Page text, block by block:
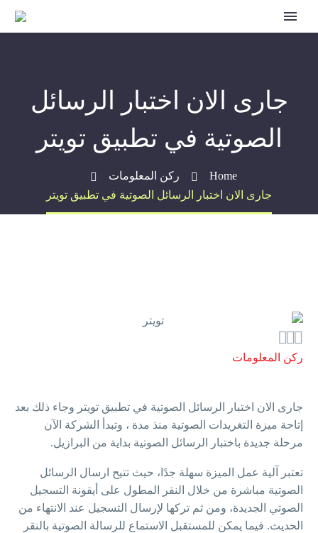
جارى الان اختبار الرسائل
الصوتية في تطبيق تويتر
Home
ركن المعلومات
جارى الان اختبار الرسائل الصوتية في تطبيق تويتر

ركن المعلومات
جارى الان اختبار الرسائل الصوتية في تطبيق تويتر وجاء ذلك بعد
إتاحة ميزة التغريدات الصوتية منذ مدة ، وتبدأ الشركة الآن
مرحلة جديدة باختبار الرسائل الصوتية بداية من البرازيل.
تعتبر آلية عمل الميزة سهلة جدًا، حيث تتيح ارسال الرسائل
الصوتية مباشرة من خلال النقر المطول على أيقونة التسجيل
الصوتي الجديدة، ومن ثم تركها لإرسال التسجيل عند الانتهاء من
الحديث. فيما يمكن للمستقبل الاستماع للرسالة الصوتية بالنقر